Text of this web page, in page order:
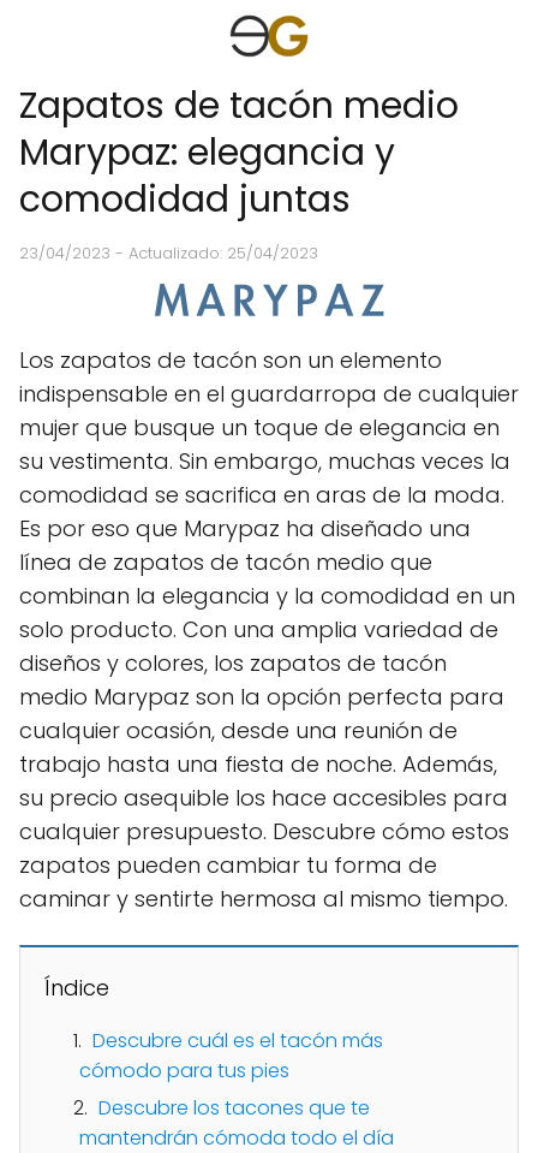
Zapatos de tacón medio
Marypaz: elegancia y
comodidad juntas
23/04/2023 - Actualizado: 25/04/2023
Los zapatos de tacón son un elemento
indispensable en el guardarropa de cualquier
mujer que busque un toque de elegancia en
su vestimenta. Sin embargo, muchas veces la
comodidad se sacrifica en aras de la moda.
Es por eso que Marypaz ha diseñado una
línea de zapatos de tacón medio que
combinan la elegancia y la comodidad en un
solo producto. Con una amplia variedad de
diseños y colores, los zapatos de tacón
medio Marypaz son la opción perfecta para
cualquier ocasión, desde una reunión de
trabajo hasta una fiesta de noche. Además,
su precio asequible los hace accesibles para
cualquier presupuesto. Descubre cómo estos
zapatos pueden cambiar tu forma de
caminar y sentirte hermosa al mismo tiempo.
Índice
Descubre cuál es el tacón más
cómodo para tus pies
Descubre los tacones que te
mantendrán cómoda todo el día